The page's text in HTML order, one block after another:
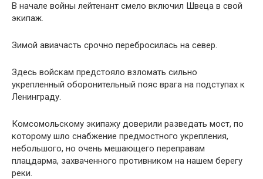
В начале войны лейтенант смело включил Швеца в свой
экипаж.
Зимой авиачасть срочно перебросилась на север.
Здесь войскам предстояло взломать сильно
укрепленный оборонительный пояс врага на подступах к
Ленинграду.
Комсомольскому экипажу доверили разведать мост, по
которому шло снабжение предмостного укрепления,
небольшого, но очень мешающего переправам
плацдарма, захваченного противником на нашем берегу
реки.